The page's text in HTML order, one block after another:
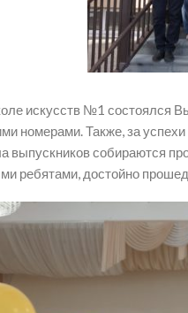
искусств №1 состоялся
номерами. Также, за
выпускников собираются
ребятами, достойно